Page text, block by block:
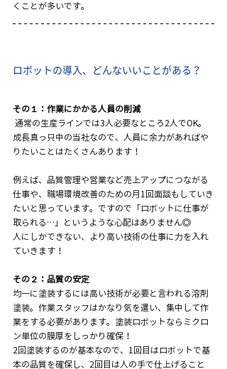
くことが多いです。
ロボットの導入、どんないいことがある？
その１：作業にかかる人員の削減
通常の生産ラインでは3人必要なところ2人でOK。
成長真っ只中の当社なので、人員に余力があればや
りたいことはたくさんあります！
例えば、品質管理や営業など売上アップにつながる
仕事や、職場環境改善のための月1回面談もしていき
たいと思っています。ですので「ロボットに仕事が
取られる…」というような心配はありません◎
人にしかできない、より高い技術の仕事に力を入れ
ていきます！
その２：品質の安定
均一に塗装するには高い技術が必要と言われる溶剤
塗装。作業スタッフはかなり気を遣い、集中して作
業をする必要があります。塗装ロボットならミクロ
ン単位の膜厚をしっかり確保！
2回塗装するのが基本なので、1回目はロボットで基
本の品質を確保し、2回目は人の手で仕上げること